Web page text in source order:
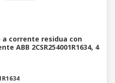
corrente residua con
ABB 2CSR254001R1634, 4